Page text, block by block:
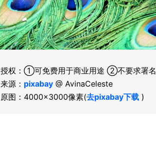
授权：①可免费用于商业用途 ②不要求署名
来源： pixabay@ AvinaCeleste
原图：4000×3000像素(去pixabay下载)